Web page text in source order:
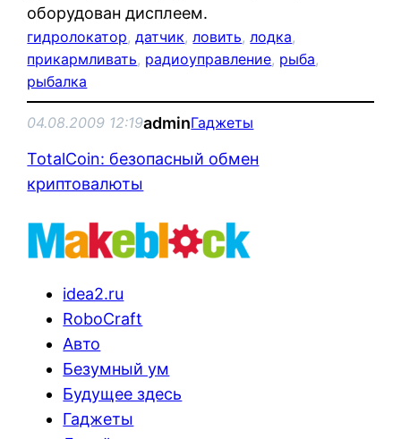
оборудован дисплеем.
гидролокатор, датчик, ловить, лодка
прикармливать, радиоуправление, рыба
рыбалка
04.08.2009 12:19adminГаджеты
TotalCoin: безопасный обмен
криптовалюты
idea2.ru
RoboCraft
Авто
Безумный ум
Будущее здесь
Гаджеты